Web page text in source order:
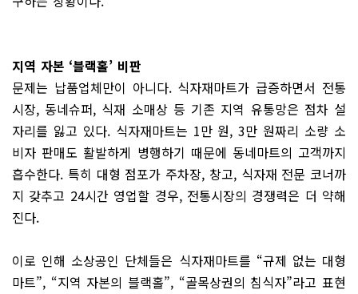
지역 자본 ‘블랙홀’ 비판
문제는 납품업체만이 아니다. 식자재마트가 급증하면서 전통
시장, 동네슈퍼, 식재 소매상 등 기존 지역 유통망은 점차 설
자리를 잃고 있다. 식자재마트는 1만 원, 3만 원짜리 소량 소
비자 판매도 활발하게 병행하기 때문에 동네마트의 고객까지
흡수한다. 특히 대형 점포가 주차장, 창고, 식자재 전문 코너까
지 갖추고 24시간 영업할 경우, 전통시장의 경쟁력은 더 약해
진다.
이로 인해 소상공인 단체들은 식자재마트를 “규제 없는 대형
마트”, “지역 자본의 블랙홀”, “골목상권의 침식자”라고 표현